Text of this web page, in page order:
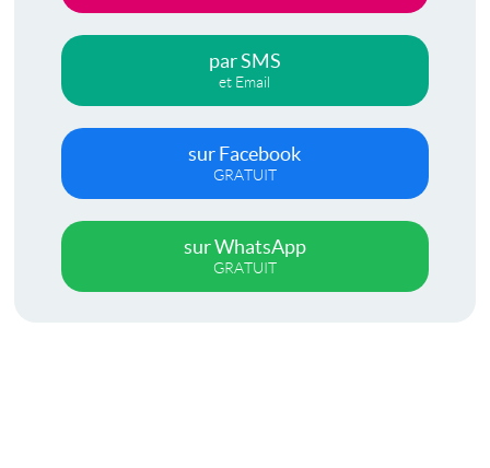
par SMS
et Email
sur Facebook
GRATUIT
sur WhatsApp
GRATUIT